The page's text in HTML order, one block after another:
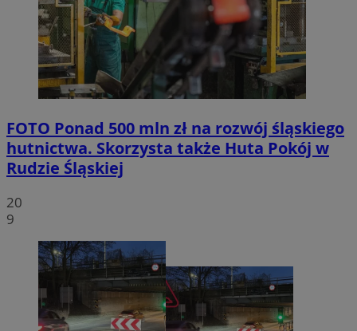
FOTO Ponad 500 mln zł na rozwój śląskiego
hutnictwa. Skorzysta także Huta Pokój w
Rudzie Śląskiej
20
9